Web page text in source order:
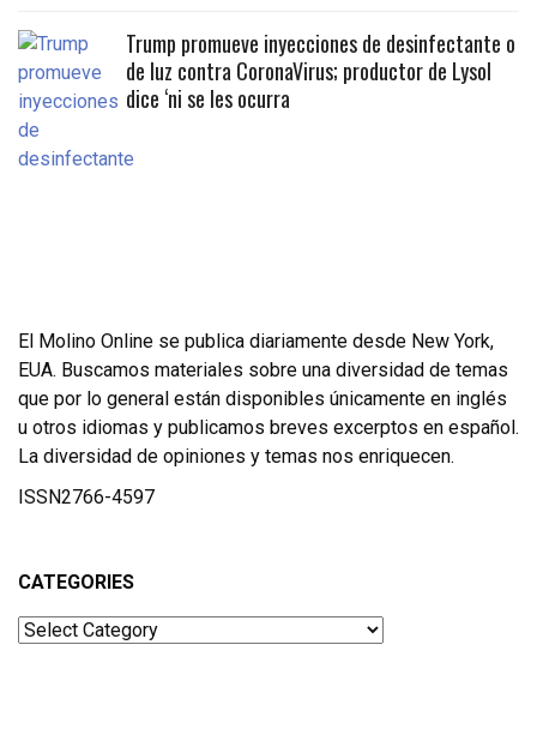
Trump promueve inyecciones de desinfectante o
de luz contra CoronaVirus; productor de Lysol
dice ‘ni se les ocurra
El Molino Online se publica diariamente desde New York,
EUA. Buscamos materiales sobre una diversidad de temas
que por lo general están disponibles únicamente en inglés
u otros idiomas y publicamos breves excerptos en español.
La diversidad de opiniones y temas nos enriquecen.
ISSN2766-4597
CATEGORIES
Categories